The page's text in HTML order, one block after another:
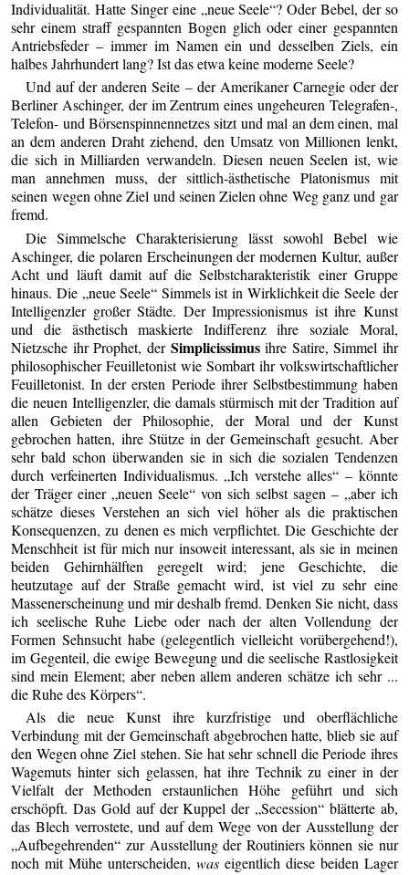
Individualität. Hatte Singer eine „neue Seele“? Oder Bebel, der so
sehr einem straff gespannten Bogen glich oder einer gespannten
Antriebsfeder – immer im Namen ein und desselben Ziels, ein
halbes Jahrhundert lang? Ist das etwa keine moderne Seele?
Und auf der anderen Seite – der Amerikaner Carnegie oder der
Berliner Aschinger, der im Zentrum eines ungeheuren Telegrafen-,
Telefon- und Börsenspinnennetzes sitzt und mal an dem einen, mal
an dem anderen Draht ziehend, den Umsatz von Millionen lenkt,
die sich in Milliarden verwandeln. Diesen neuen Seelen ist, wie
man annehmen muss, der sittlich-ästhetische Platonismus mit
seinen wegen ohne Ziel und seinen Zielen ohne Weg ganz und gar
fremd.
Die Simmelsche Charakterisierung lässt sowohl Bebel wie
Aschinger, die polaren Erscheinungen der modernen Kultur, außer
Acht und läuft damit auf die Selbstcharakteristik einer Gruppe
hinaus. Die „neue Seele“ Simmels ist in Wirklichkeit die Seele der
Intelligenzler großer Städte. Der Impressionismus ist ihre Kunst
und die ästhetisch maskierte Indifferenz ihre soziale Moral,
Nietzsche ihr Prophet, der Simplicissimusihre Satire, Simmel ihr
philosophischer Feuilletonist wie Sombart ihr volkswirtschaftlicher
Feuilletonist. In der ersten Periode ihrer Selbstbestimmung haben
die neuen Intelligenzler, die damals stürmisch mit der Tradition auf
allen Gebieten der Philosophie, der Moral und der Kunst
gebrochen hatten, ihre Stütze in der Gemeinschaft gesucht. Aber
sehr bald schon überwanden sie in sich die sozialen Tendenzen
durch verfeinerten Individualismus. „Ich verstehe alles“ – könnte
der Träger einer „neuen Seele“ von sich selbst sagen – „aber ich
schätze dieses Verstehen an sich viel höher als die praktischen
Konsequenzen, zu denen es mich verpflichtet. Die Geschichte der
Menschheit ist für mich nur insoweit interessant, als sie in meinen
beiden Gehirnhälften geregelt wird; jene Geschichte, die
heutzutage auf der Straße gemacht wird, ist viel zu sehr eine
Massenerscheinung und mir deshalb fremd. Denken Sie nicht, dass
ich seelische Ruhe Liebe oder nach der alten Vollendung der
Formen Sehnsucht habe (gelegentlich vielleicht vorübergehend!),
im Gegenteil, die ewige Bewegung und die seelische Rastlosigkeit
sind mein Element; aber neben allem anderen schätze ich sehr ...
die Ruhe des Körpers“.
Als die neue Kunst ihre kurzfristige und oberflächliche
Verbindung mit der Gemeinschaft abgebrochen hatte, blieb sie auf
den Wegen ohne Ziel stehen. Sie hat sehr schnell die Periode ihres
Wagemuts hinter sich gelassen, hat ihre Technik zu einer in der
Vielfalt der Methoden erstaunlichen Höhe geführt und sich
erschöpft. Das Gold auf der Kuppel der „Secession“ blätterte ab,
das Blech verrostete, und auf dem Wege von der Ausstellung der
„Aufbegehrenden“ zur Ausstellung der Routiniers können sie nur
noch mit Mühe unterscheiden, was eigentlich diese beiden Lager